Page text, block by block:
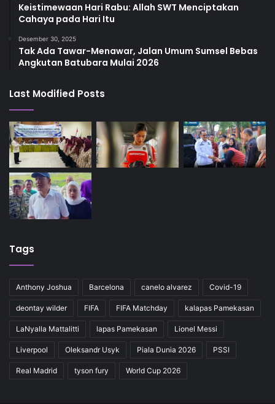
Keistimewaan Hari Rabu: Allah SWT Menciptakan
Cahaya pada Hari Itu
Desember 30, 2025
Tak Ada Tawar-Menawar, Jalan Umum Sumsel Bebas
Angkutan Batubara Mulai 2026
Last Modified Posts
Tags
Anthony Joshua Barcelona canelo alvarez Covid-19
deontay wilder FIFA FIFA Matchday kalapas Pamekasan
LaNyalla Mattalitti lapas Pamekasan Lionel Messi
Liverpool Oleksandr Usyk Piala Dunia 2026 PSSI
Real Madrid tyson fury World Cup 2026